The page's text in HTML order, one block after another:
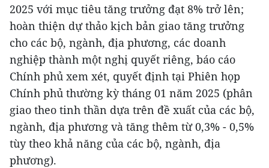
2025 với mục tiêu tăng trưởng đạt 8% trở lên;
hoàn thiện dự thảo kịch bản giao tăng trưởng
cho các bộ, ngành, địa phương, các doanh
nghiệp thành một nghị quyết riêng, báo cáo
Chính phủ xem xét, quyết định tại Phiên họp
Chính phủ thường kỳ tháng 01 năm 2025 (phân
giao theo tinh thần dựa trên đề xuất của các bộ,
ngành, địa phương và tăng thêm từ 0,3% - 0,5%
tùy theo khả năng của các bộ, ngành, địa
phương).